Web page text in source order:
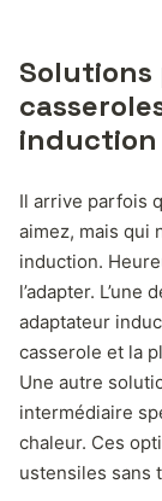
induction
Il arrive parfois
aimez, mais qui
induction.
l’adapter. L’une
adaptateur
casserole et la
Une autre
intermédiaire
chaleur. Ces
ustensiles sans